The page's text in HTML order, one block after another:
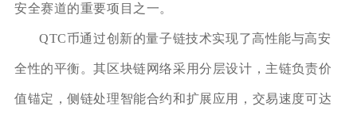
安全赛道的重要项目之一。
QTC币通过创新的量子链技术实现了高性能与高安
全性的平衡。其区块链网络采用分层设计，主链负责价
值锚定，侧链处理智能合约和扩展应用，交易速度可达